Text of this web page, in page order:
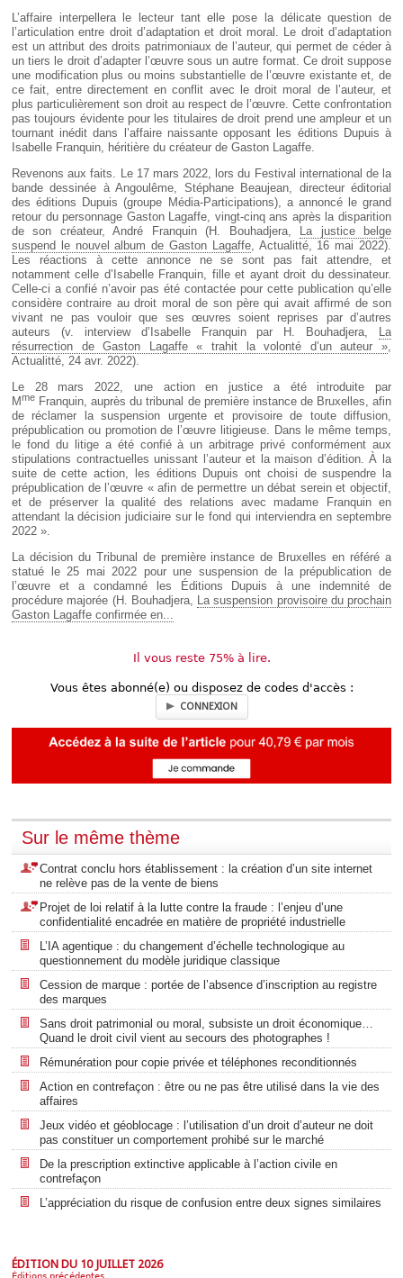
L’affaire interpellera le lecteur tant elle pose la délicate question de
l’articulation entre droit d’adaptation et droit moral. Le droit d’adaptation
est un attribut des droits patrimoniaux de l’auteur, qui permet de céder à
un tiers le droit d’adapter l’œuvre sous un autre format. Ce droit suppose
une modification plus ou moins substantielle de l’œuvre existante et, de
ce fait, entre directement en conflit avec le droit moral de l’auteur, et
plus particulièrement son droit au respect de l’œuvre. Cette confrontation
pas toujours évidente pour les titulaires de droit prend une ampleur et un
tournant inédit dans l’affaire naissante opposant les éditions Dupuis à
Isabelle Franquin, héritière du créateur de Gaston Lagaffe.
Revenons aux faits. Le 17 mars 2022, lors du Festival international de la
bande dessinée à Angoulême, Stéphane Beaujean, directeur éditorial
des éditions Dupuis (groupe Média-Participations), a annoncé le grand
retour du personnage Gaston Lagaffe, vingt-cinq ans après la disparition
de son créateur, André Franquin (H. Bouhadjera,
La justice belge
suspend le nouvel album de Gaston Lagaffe, Actualitté, 16 mai 2022).
Les réactions à cette annonce ne se sont pas fait attendre, et
notamment celle d’Isabelle Franquin, fille et ayant droit du dessinateur.
Celle-ci a confié n’avoir pas été contactée pour cette publication qu’elle
considère contraire au droit moral de son père qui avait affirmé de son
vivant ne pas vouloir que ses œuvres soient reprises par d’autres
auteurs (v. interview d’Isabelle Franquin par H. Bouhadjera,
La
résurrection de Gaston Lagaffe « trahit la volonté d’un auteur »,
Actualitté, 24 avr. 2022).
Le 28 mars 2022, une action en justice a été introduite par
Mme Franquin, auprès du tribunal de première instance de Bruxelles, afin
de réclamer la suspension urgente et provisoire de toute diffusion,
prépublication ou promotion de l’œuvre litigieuse. Dans le même temps,
le fond du litige a été confié à un arbitrage privé conformément aux
stipulations contractuelles unissant l’auteur et la maison d’édition. À la
suite de cette action, les éditions Dupuis ont choisi de suspendre la
prépublication de l’œuvre « afin de permettre un débat serein et objectif,
et de préserver la qualité des relations avec madame Franquin en
attendant la décision judiciaire sur le fond qui interviendra en septembre
2022 ».
La décision du Tribunal de première instance de Bruxelles en référé a
statué le 25 mai 2022 pour une suspension de la prépublication de
l’œuvre et a condamné les Éditions Dupuis à une indemnité de
procédure majorée (H. Bouhadjera, La suspension provisoire du prochain
Gaston Lagaffe confirmée en...
Il vous reste 75% à lire.
Vous êtes abonné(e) ou disposez de codes d'accès :
CONNEXION
Sur le même thème
Contrat conclu hors établissement : la création d’un site internet
ne relève pas de la vente de biens
Projet de loi relatif à la lutte contre la fraude : l’enjeu d’une
confidentialité encadrée en matière de propriété industrielle
L’IA agentique : du changement d’échelle technologique au
questionnement du modèle juridique classique
Cession de marque : portée de l’absence d’inscription au registre
des marques
Sans droit patrimonial ou moral, subsiste un droit économique…
Quand le droit civil vient au secours des photographes !
Rémunération pour copie privée et téléphones reconditionnés
Action en contrefaçon : être ou ne pas être utilisé dans la vie des
affaires
Jeux vidéo et géoblocage : l’utilisation d’un droit d’auteur ne doit
pas constituer un comportement prohibé sur le marché
De la prescription extinctive applicable à l’action civile en
contrefaçon
L’appréciation du risque de confusion entre deux signes similaires
ÉDITION DU 10 JUILLET 2026
Éditions précédentes